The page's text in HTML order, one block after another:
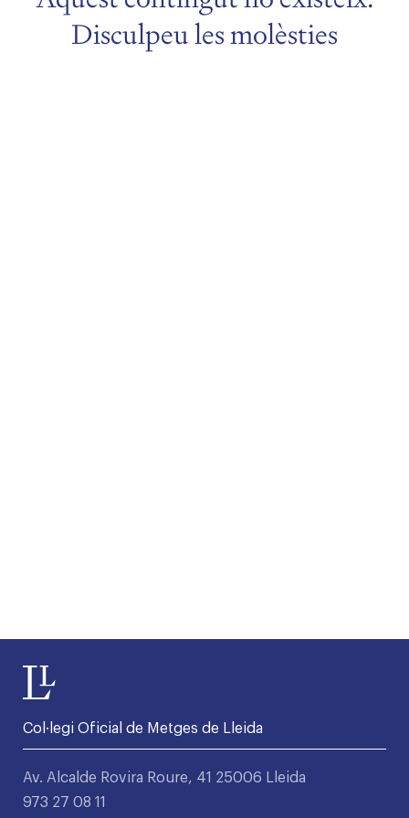
Disculpeu les molèsties
Col·legi Oficial de Metges de Lleida
Av. Alcalde Rovira Roure, 41 25006 Lleida
973 27 08 11